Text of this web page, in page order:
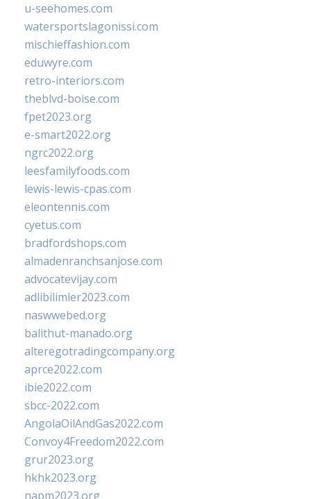
u-seehomes.com
watersportslagonissi.com
mischieffashion.com
eduwyre.com
retro-interiors.com
theblvd-boise.com
fpet2023.org
e-smart2022.org
ngrc2022.org
leesfamilyfoods.com
lewis-lewis-cpas.com
eleontennis.com
cyetus.com
bradfordshops.com
almadenranchsanjose.com
advocatevijay.com
adlibilimler2023.com
naswwebed.org
balithut-manado.org
alteregotradingcompany.org
aprce2022.com
ibie2022.com
sbcc-2022.com
AngolaOilAndGas2022.com
Convoy4Freedom2022.com
grur2023.org
hkhk2023.org
napm2023.org